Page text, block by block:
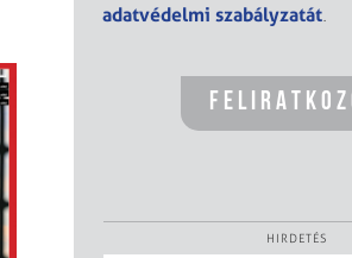
adatvédelmi szabályzatát.
HIRDETÉS